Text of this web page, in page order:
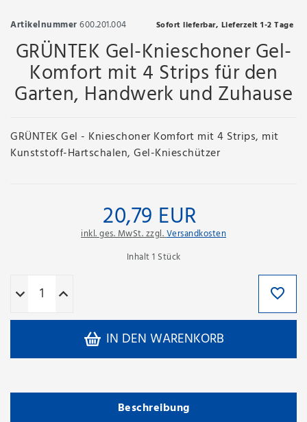
Artikelnummer600.201.004 Sofort lieferbar, Lieferzeit 1-2 Tage
GRÜNTEK Gel-Knieschoner Gel-
Komfort mit 4 Strips für den
Garten, Handwerk und Zuhause
GRÜNTEK Gel - Knieschoner Komfort mit 4 Strips, mit
Kunststoff-Hartschalen, Gel-Knieschützer
20,79 EUR
inkl. ges. MwSt. zzgl.Versandkosten
Inhalt1 Stück
IN DEN WARENKORB
Beschreibung